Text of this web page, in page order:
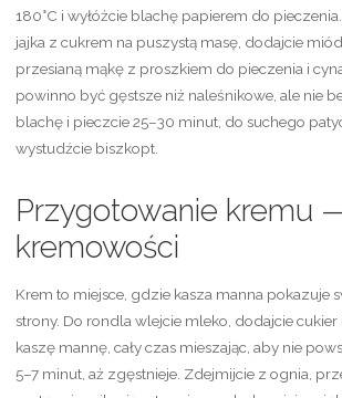
180°C i wyłóżcie blachę papierem do
jajka z cukrem na puszystą masę, dodajcie
przesianą mąkę z proszkiem do pieczenia i
powinno być gęstsze niż naleśnikowe, ale nie
blachę i pieczcie 25–30 minut, do suchego
wystudźcie biszkopt.
Przygotowanie kremu
kremowości
Krem to miejsce, gdzie kasza manna pokazuje
strony. Do rondla wlejcie mleko, dodajcie
kaszę mannę, cały czas mieszając, aby nie
5–7 minut, aż zgęstnieje. Zdejmijcie z ognia,